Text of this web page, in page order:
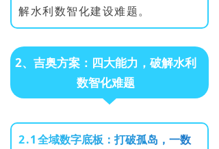
解水利数智化建设难题。
2、吉奥方案：四大能力，破解水利
数智化难题
2.1全域数字底板：打破孤岛 ， 一数